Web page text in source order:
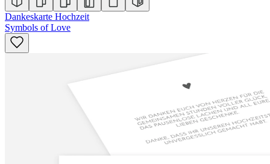
Dankeskarte Hochzeit
Symbols of Love